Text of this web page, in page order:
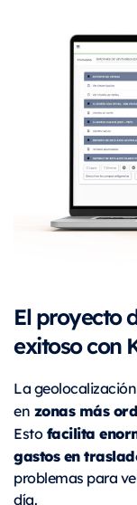
El proyecto
exitoso con
La
en zonas más
Estofacilita
gastos en
problemas para
día.